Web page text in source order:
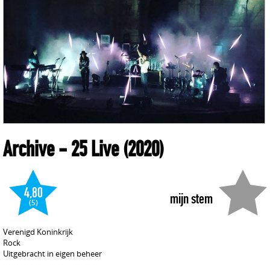
Archive- 25 Live(2020)
mijn stem
4,80
(5)
Verenigd Koninkrijk
Rock
Uitgebracht in eigen beheer